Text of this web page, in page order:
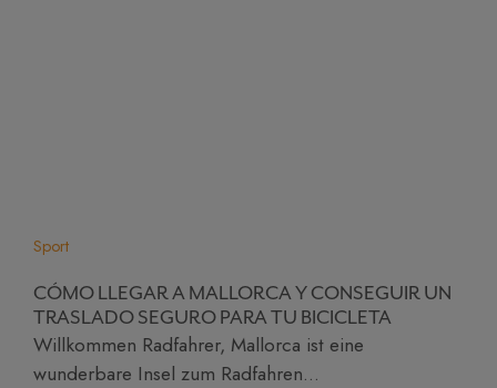
Sport
CÓMO LLEGAR A MALLORCA Y CONSEGUIR UN
TRASLADO SEGURO PARA TU BICICLETA
Willkommen Radfahrer, Mallorca ist eine
wunderbare Insel zum Radfahren...